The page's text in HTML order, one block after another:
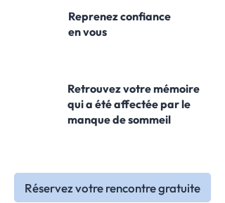
Reprenez confiance
en vous
Retrouvez votre mémoire
qui a été affectée par le
manque de sommeil
Réservez votre rencontre gratuite